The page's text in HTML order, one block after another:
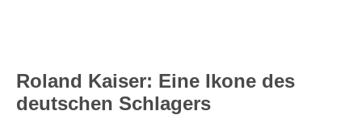
Roland Kaiser: Eine Ikone des
deutschen Schlagers